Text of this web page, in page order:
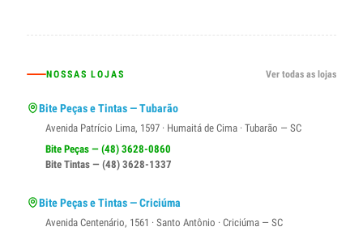
NOSSAS LOJAS Ver todas as lojas
Bite Peças e Tintas — Tubarão
Avenida Patrício Lima, 1597 · Humaitá de Cima · Tubarão — SC
Bite Peças — (48) 3628-0860
Bite Tintas — (48) 3628-1337
Bite Peças e Tintas — Criciúma
Avenida Centenário, 1561 · Santo Antônio · Criciúma — SC